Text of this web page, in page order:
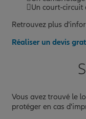
Un court-circuit
Retrouvez plus
Réaliser un devis
Vous avez trouvé le
protéger en cas